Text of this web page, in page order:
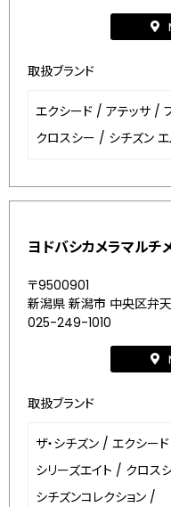
取扱ブランド
エクシード / アテッサ /
クロスシー / シチズン
ヨドバシカメラマルチ
〒9500901
新潟県 新潟市 中央区弁
025-249-1010
取扱ブランド
ザ・シチズン / エクシード
シリーズエイト / クロス
シチズンコレクション /